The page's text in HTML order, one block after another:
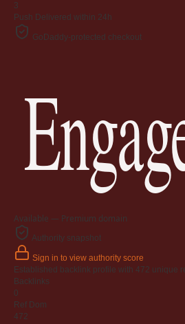
3
Push Delivered within 24h
GoDaddy-protected checkout
Available — Premium domain
Authority snapshot
Sign in to view authority score
Established backlink profile with 472 unique
Backlinks
0
Ref Dom
472